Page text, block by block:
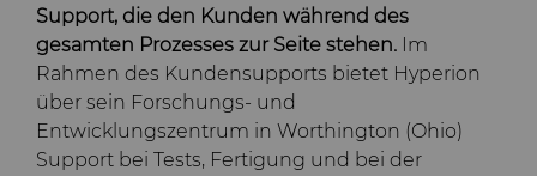
Support, die den Kunden während des
gesamten Prozesses zur Seite stehen. Im
Rahmen des Kundensupports bietet Hyperion
über sein Forschungs- und
Entwicklungszentrum in Worthington (Ohio)
Support bei Tests, Fertigung und bei der